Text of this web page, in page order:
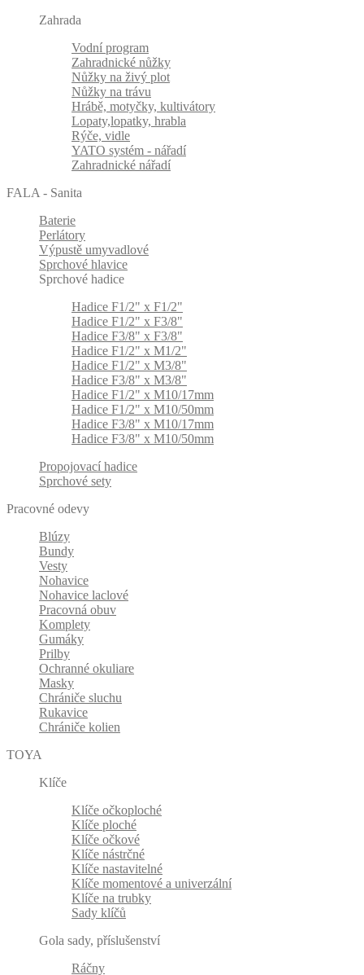
Zahrada
Vodní program
Zahradnické nůžky
Nůžky na živý plot
Nůžky na trávu
Hrábě, motyčky, kultivátory
Lopaty,lopatky, hrabla
Rýče, vidle
YATO systém - nářadí
Zahradnické nářadí
FALA - Sanita
Baterie
Perlátory
Výpustě umyvadlové
Sprchové hlavice
Sprchové hadice
Hadice F1/2" x F1/2"
Hadice F1/2" x F3/8"
Hadice F3/8" x F3/8"
Hadice F1/2" x M1/2"
Hadice F1/2" x M3/8"
Hadice F3/8" x M3/8"
Hadice F1/2" x M10/17mm
Hadice F1/2" x M10/50mm
Hadice F3/8" x M10/17mm
Hadice F3/8" x M10/50mm
Propojovací hadice
Sprchové sety
Pracovné odevy
Blúzy
Bundy
Vesty
Nohavice
Nohavice laclové
Pracovná obuv
Komplety
Gumáky
Prilby
Ochranné okuliare
Masky
Chrániče sluchu
Rukavice
Chrániče kolien
TOYA
Klíče
Klíče očkoploché
Klíče ploché
Klíče očkové
Klíče nástrčné
Klíče nastavitelné
Klíče momentové a univerzální
Klíče na trubky
Sady klíčů
Gola sady, příslušenství
Ráčny